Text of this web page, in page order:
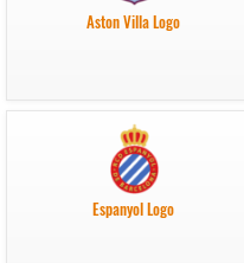
Aston Villa Logo
Espanyol Logo